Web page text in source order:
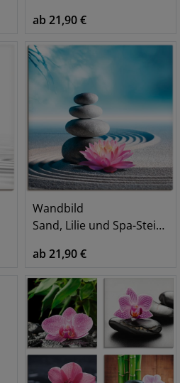
ab 21,90 €
Wandbild
Sand, Lilie und Spa-Steine in Zen-Garten
ab 21,90 €